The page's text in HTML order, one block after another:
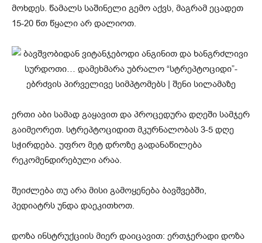
მოხდეს. წამალს საშინელი გემო აქვს, მაგრამ ეცადეთ
15-20 წთ წყალი არ დალიოთ.
ერთი აბი სამად გაყავით და პროცედურა დღეში სამჯერ
გაიმეორეთ. სტრეპტოციდით მკურნალობას 3-5 დღე
სჭირდება. უფრო მეტ დროზე გადანაწილება
რეკომენდირებული არაა.
შეიძლება თუ არა მისი გამოყენება ბავშვებში,
პედიატრს უნდა დაეკითხოთ.
დოზა ინსტრუქციის მიერ დაიცავით: ერთჯერადი დოზა